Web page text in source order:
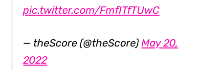
pic.twitter.com/FmfITfTUwC
— theScore (@theScore)May 20,
2022